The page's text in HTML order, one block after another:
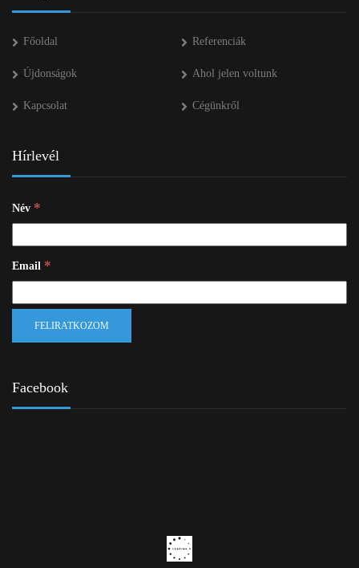
Főoldal Referenciák
Újdonságok Ahol jelen voltunk
Kapcsolat Cégünkről
Hírlevél
Név *
Email *
Facebook